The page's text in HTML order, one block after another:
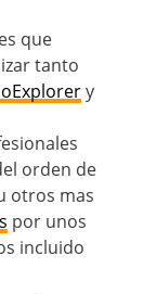
que
tanto
y
orden de
otros mas
por unos
incluido